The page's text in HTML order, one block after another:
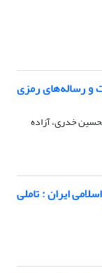
و رساله‌های رمزی
خدری، آزاده
ایران : تاملی